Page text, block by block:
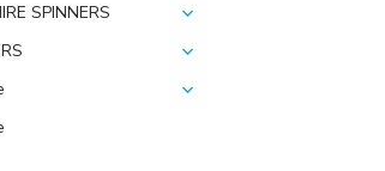
SPINNERS